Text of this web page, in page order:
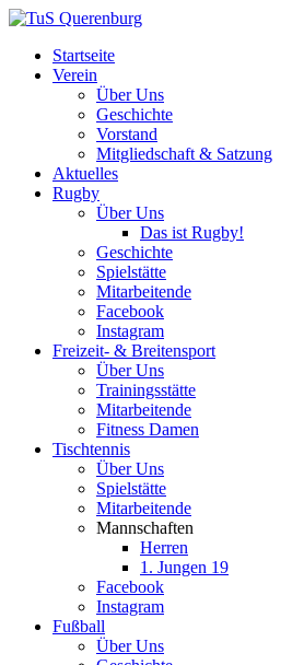
Startseite
Verein
Über Uns
Geschichte
Vorstand
Mitgliedschaft & Satzung
Aktuelles
Rugby
Über Uns
Das ist Rugby!
Geschichte
Spielstätte
Mitarbeitende
Facebook
Instagram
Freizeit- & Breitensport
Über Uns
Trainingsstätte
Mitarbeitende
Fitness Damen
Tischtennis
Über Uns
Spielstätte
Mitarbeitende
Mannschaften
Herren
1. Jungen 19
Facebook
Instagram
Fußball
Über Uns